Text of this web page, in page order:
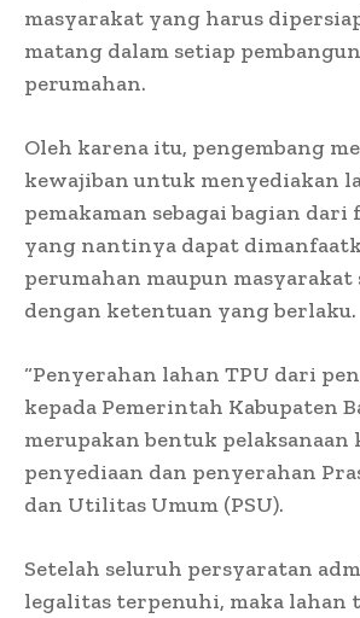
masyarakat yang harus
matang dalam setiap
perumahan.
Oleh karena itu, pengembang
kewajiban untuk menyediakan
pemakaman sebagai bagian dari
yang nantinya dapat
perumahan maupun masyarakat
dengan ketentuan yang berlaku.
“Penyerahan lahan TPU dari
kepada Pemerintah Kabupaten
merupakan bentuk pelaksanaan
penyediaan dan penyerahan
dan Utilitas Umum (PSU).
Setelah seluruh persyaratan
legalitas terpenuhi, maka lahan